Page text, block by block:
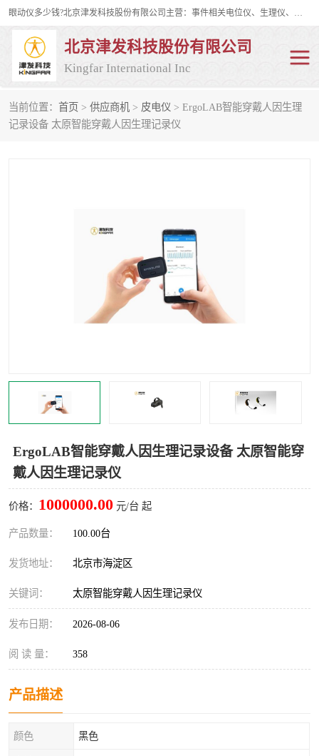
眼动仪多少钱?北京津发科技股份有限公司主营：事件相关电位仪、生理仪、肌电仪、脑电仪、皮电仪、眼动仪；是国家级高新技术企业、科技部认定的科技型中小企业和中关村高新技术企业，具备保密资格，具备自主进出口经营权；自主研发技术、产品与服务荣获多项省部级科学技术奖励、国家发明专利、国家软件著作权和省部级新技术新产品（服务）认证。
北京津发科技股份有限公司
Kingfar International Inc
当前位置： 首页 > 供应商机 > 皮电仪 > ErgoLAB智能穿戴人因生理
记录设备 太原智能穿戴人因生理记录仪
ErgoLAB智能穿戴人因生理记录设备 太原智能穿
戴人因生理记录仪
价格： 1000000.00 元/台 起
产品数量： 100.00台
发货地址： 北京市海淀区
关键词： 太原智能穿戴人因生理记录仪
发布日期： 2026-08-06
阅 读 量： 358
产品描述
颜色 黑色
皮电仪 脑电仪
行为观察与表情分析 动作捕捉与生物力学
人机交互实验室
神经营销与消费行为实验 车俩与驾驶模拟